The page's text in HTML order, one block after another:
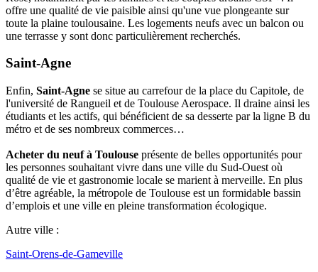
offre une qualité de vie paisible ainsi qu'une vue plongeante sur
toute la plaine toulousaine. Les logements neufs avec un balcon ou
une terrasse y sont donc particulièrement recherchés.
Saint-Agne
Enfin, Saint-Agne se situe au carrefour de la place du Capitole, de
l'université de Rangueil et de Toulouse Aerospace. Il draine ainsi les
étudiants et les actifs, qui bénéficient de sa desserte par la ligne B du
métro et de ses nombreux commerces…
Acheter du neuf à Toulouse présente de belles opportunités pour
les personnes souhaitant vivre dans une ville du Sud-Ouest où
qualité de vie et gastronomie locale se marient à merveille. En plus
d’être agréable, la métropole de Toulouse est un formidable bassin
d’emplois et une ville en pleine transformation écologique.
Autre ville :
Saint-Orens-de-Gameville